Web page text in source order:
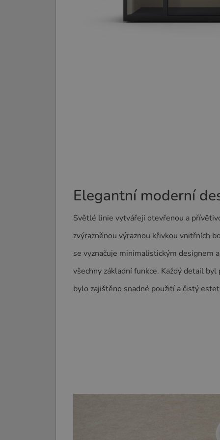
Elegantní moderní
Světlé linie vytvářejí otevřenou a
zvýrazněnou výraznou křivkou vnitřních
se vyznačuje minimalistickým designem
všechny základní funkce. Každý detail byl
bylo zajištěno snadné použití a čistý